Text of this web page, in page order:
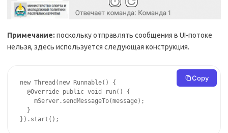
Примечание: поскольку отправлять сообщения в UI-потоке
нельзя, здесь используется следующая конструкция.
new Thread(new Runnable() {
  @Override public void run() {
    mServer.sendMessageTo(message);
  }
}).start();
Copy